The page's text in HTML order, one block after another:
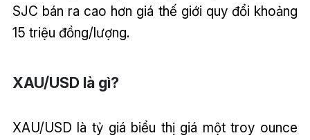
SJC bán ra cao hơn giá thế giới quy đổi khoảng
15 triệu đồng/lượng.
XAU/USD là gì?
XAU/USD là tỷ giá biểu thị giá một troy ounce